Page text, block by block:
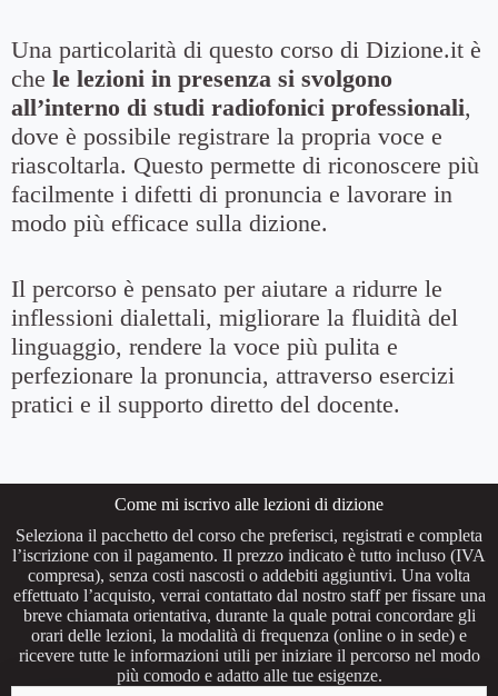
Una particolarità di questo corso di Dizione.it è
che le lezioni in presenza si svolgono
all’interno di studi radiofonici professionali,
dove è possibile registrare la propria voce e
riascoltarla. Questo permette di riconoscere più
facilmente i difetti di pronuncia e lavorare in
modo più efficace sulla dizione.
Il percorso è pensato per aiutare a ridurre le
inflessioni dialettali, migliorare la fluidità del
linguaggio, rendere la voce più pulita e
perfezionare la pronuncia, attraverso esercizi
pratici e il supporto diretto del docente.
Come mi iscrivo alle lezioni di dizione
Seleziona il pacchetto del corso che preferisci, registrati e completa
l’iscrizione con il pagamento. Il prezzo indicato è tutto incluso (IVA
compresa), senza costi nascosti o addebiti aggiuntivi. Una volta
effettuato l’acquisto, verrai contattato dal nostro staff per fissare una
breve chiamata orientativa, durante la quale potrai concordare gli
orari delle lezioni, la modalità di frequenza (online o in sede) e
ricevere tutte le informazioni utili per iniziare il percorso nel modo
più comodo e adatto alle tue esigenze.